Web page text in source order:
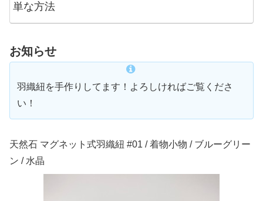
単な方法
お知らせ
羽織紐を手作りしてます！よろしければご覧くださ
い！
天然石 マグネット式羽織紐 #01 / 着物小物 / ブルーグリー
ン / 水晶